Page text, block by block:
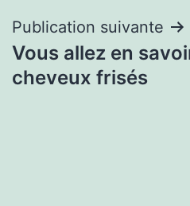
Publication suivante
Vous allez en
cheveux frisés